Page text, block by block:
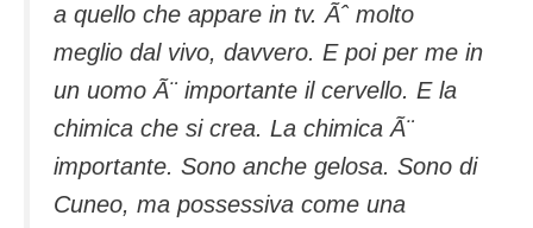
a quello che appare in tv. Ãˆ molto
meglio dal vivo, davvero. E poi per me in
un uomo Ã¨ importante il cervello. E la
chimica che si crea. La chimica Ã¨
importante. Sono anche gelosa. Sono di
Cuneo, ma possessiva come una